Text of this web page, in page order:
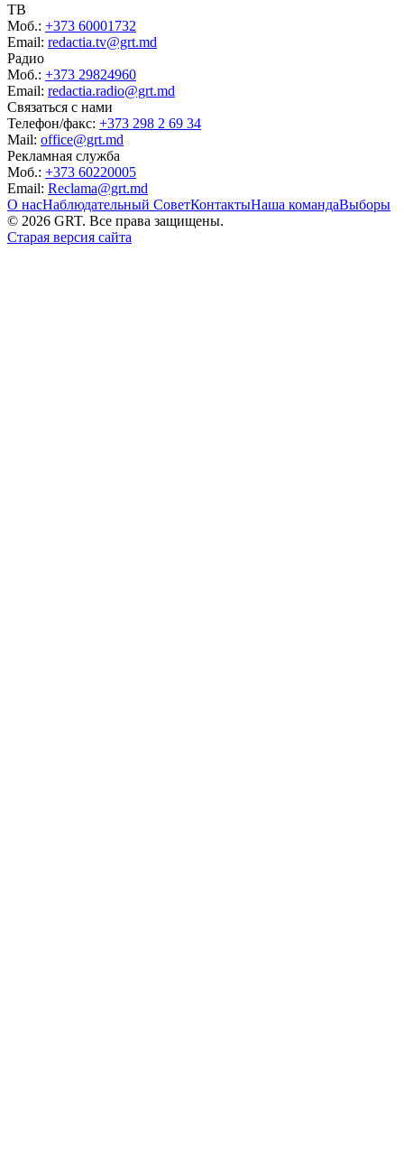
ТВ
Моб.: +373 60001732
Email: redactia.tv@grt.md
Радио
Моб.: +373 29824960
Email: redactia.radio@grt.md
Связаться с нами
Телефон/факс: +373 298 2 69 34
Mail: office@grt.md
Рекламная служба
Моб.: +373 60220005
Email: Reclama@grt.md
О насНаблюдательный СоветКонтактыНаша командаВыборы
© 2026 GRT. Все права защищены.
Старая версия сайта